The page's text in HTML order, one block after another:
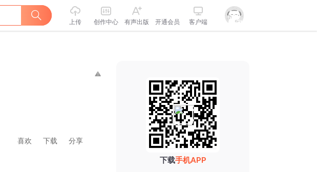
上传 创作中心 有声出版 开通会员 客户端
喜欢 下载 分享
下载手机APP